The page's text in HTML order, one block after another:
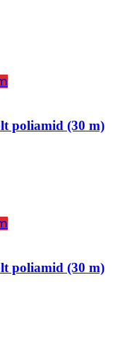
poliamid (30 m)
poliamid (30 m)